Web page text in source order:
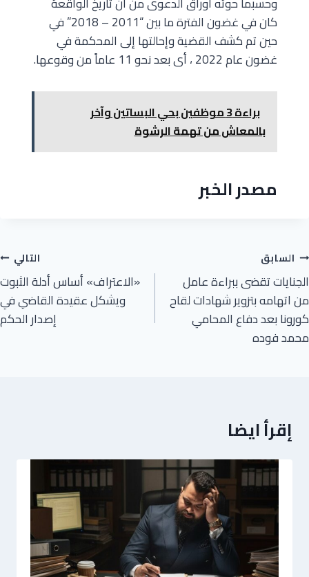
كان في غضون الفترة ما بين “2011 – 2018” في
حين تم كشف القضية وإحالتها إلى المحكمة في
غضون عام 2022 ، أى بعد نحو 11 عاماً من وقوعها.
براءة 3 موظفين بحي البساتين وآخر
بالمعاش من تهمة الرشوة
مصدر الخبر
السابق
الجنايات تقضى ببراءة عامل
من اتهامه بتزوير شهادات لقاح
كورونا بعد دفاع المحامي
محمد فوده
التالي
«الاعتراف» أساس أدلة الثبوت
ويشكل عقيدة القاضي في
إصدار الحكم
إقرأ ايضا